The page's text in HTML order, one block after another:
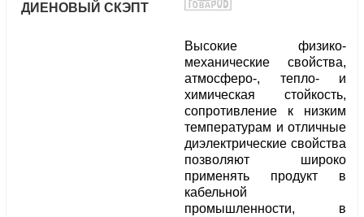
ДИЕНОВЫЙ СКЭПТ
Высокие физико-
механические свойства,
атмосферо-, тепло- и
химическая стойкость,
сопротивление к низким
температурам и отличные
диэлектрические свойства
позволяют широко
применять продукт в
кабельной
промышленности, в